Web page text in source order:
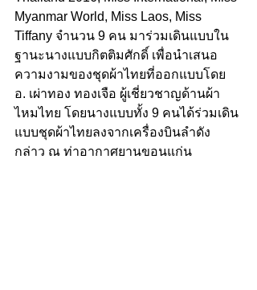
Myanmar World, Miss Laos, Miss
Tiffany จำนวน 9 คน มาร่วมเดินแบบใน
ฐานะนางแบบกิตติมศักดิ์ เพื่อนำเสนอ
ความงามของชุดผ้าไทยที่ออกแบบโดย
อ. เผ่าทอง ทองเจือ ผู้เชี่ยวชาญด้านผ้า
ไหมไทย โดยนางแบบทั้ง 9 คนได้ร่วมเดิน
แบบชุดผ้าไทยลงจากเครื่องบินลำดัง
กล่าว ณ ท่าอากาศยานขอนแก่น